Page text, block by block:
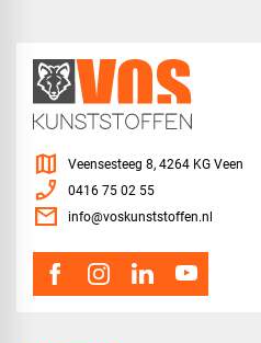
map Veensesteeg 8, 4264 KG Veen
phone_enabled 0416 75 02 55
mail info@voskunststoffen.nl